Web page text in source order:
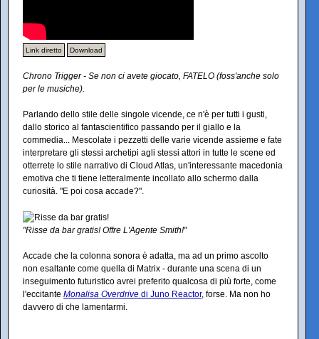
Link diretto Download
Chrono Trigger - Se non ci avete giocato, FATELO (foss'anche solo
per le musiche).
Parlando dello stile delle singole vicende, ce n'è per tutti i gusti,
dallo storico al fantascientifico passando per il giallo e la
commedia... Mescolate i pezzetti delle varie vicende assieme e fate
interpretare gli stessi archetipi agli stessi attori in tutte le scene ed
otterrete lo stile narrativo di Cloud Atlas, un'interessante macedonia
emotiva che ti tiene letteralmente incollato allo schermo dalla
curiosità. "E poi cosa accade?".
"Risse da bar gratis! Offre L'Agente Smith!"
Accade che la colonna sonora è adatta, ma ad un primo ascolto
non esaltante come quella di Matrix - durante una scena di un
inseguimento futuristico avrei preferito qualcosa di più forte, come
l'eccitante Monalisa Overdrive di Juno Reactor, forse. Ma non ho
davvero di che lamentarmi.